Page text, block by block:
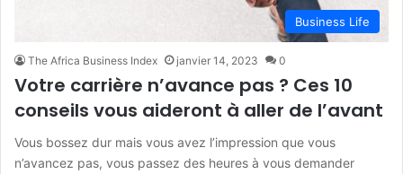
Business Life
The Africa Business Index janvier 14, 2023 0
Votre carrière n’avance pas ? Ces 10
conseils vous aideront à aller de l’avant
Vous bossez dur mais vous avez l’impression que vous
n’avancez pas, vous passez des heures à vous demander